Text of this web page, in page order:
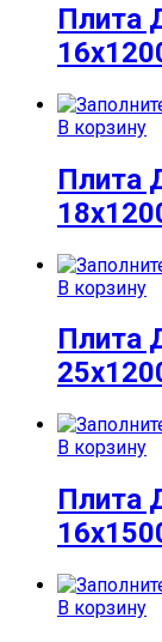
Плита
В корзину
Плита
В корзину
Плита
В корзину
Плита
В корзину